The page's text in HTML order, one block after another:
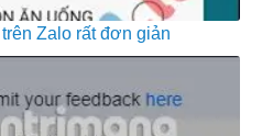
Zalo rất đơn giản